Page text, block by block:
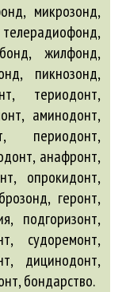
микрозонд,
жилфонд,
пикнозонд,
териодонт,
аминодонт,
периодонт,
анафронт,
, опрокидонт,
, геронт,
подгоризонт,
судоремонт,
, дицинодонт,
,бондарство.